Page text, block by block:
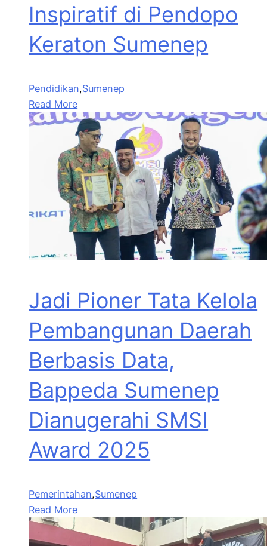
Inspiratif di Pendopo
Keraton Sumenep
Pendidikan,Sumenep
Read More
Jadi Pioner Tata Kelola
Pembangunan Daerah
Berbasis Data,
Bappeda Sumenep
Dianugerahi SMSI
Award 2025
Pemerintahan,Sumenep
Read More